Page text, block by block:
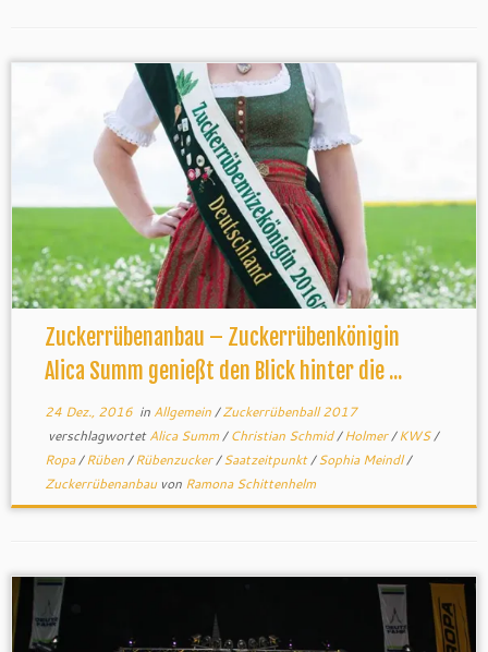
Zuckerrübenanbau – Zuckerrübenkönigin
Alica Summ genießt den Blick hinter die ...
24 Dez., 2016in Allgemein/Zuckerrübenball 2017
verschlagwortetAlica Summ/Christian Schmid/Holmer/KWS/
Ropa/Rüben/Rübenzucker/Saatzeitpunkt/Sophia Meindl/
Zuckerrübenanbau von Ramona Schittenhelm